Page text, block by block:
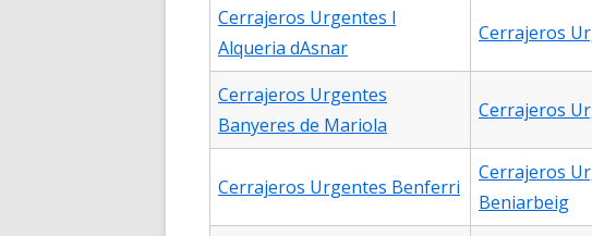
Cerrajeros Urgentes l
Alqueria dAsnar
Cerrajeros
Cerrajeros Urgentes
Banyeres de Mariola
Cerrajeros
Cerrajeros Urgentes Benferri
Cerrajeros
Beniarbeig